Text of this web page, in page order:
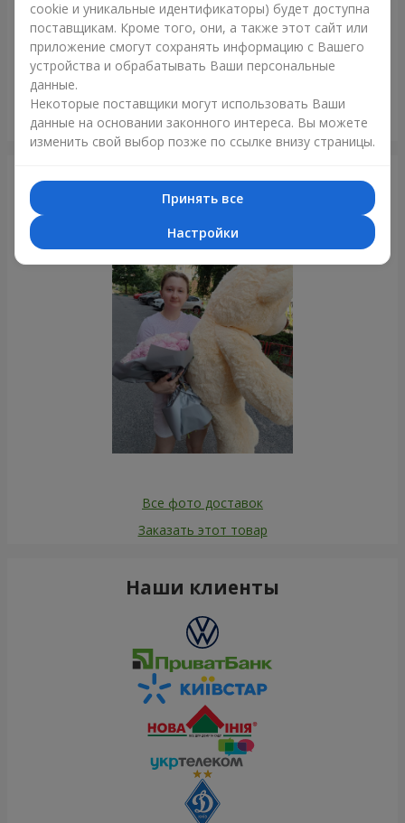
Букет "Chiffon"
Бровары
Фотогалерея
Все фото доставок
Заказать этот товар
Наши клиенты
cookie и уникальные идентификаторы) будет доступна
поставщикам. Кроме того, они, а также этот сайт или
приложение смогут сохранять информацию с Вашего
устройства и обрабатывать Ваши персональные
данные.
Некоторые поставщики могут использовать Ваши
данные на основании законного интереса. Вы можете
изменить свой выбор позже по ссылке внизу страницы.
Принять все
Настройки